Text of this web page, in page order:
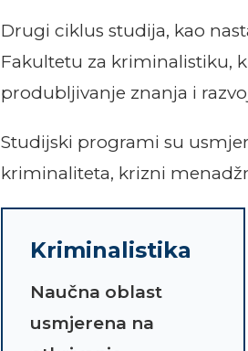
Drugi ciklus studija, kao
Fakultetu za kriminalistiku,
produbljivanje znanja i
Studijski programi su
kriminaliteta, krizni
Kriminalistika
Naučna oblast
usmjerena na